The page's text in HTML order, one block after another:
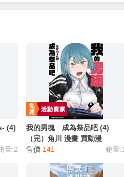
話聯繫與電話客服服務，請務必小心
社最終公布為主。
運】，賣場都會特別註明，沒有則反
用心對待，還請耐心等候唷～